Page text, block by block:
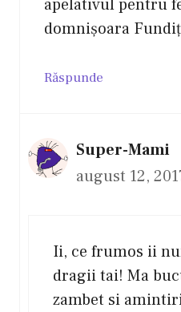
apelativul pentru
domnișoara
Răspunde
Super-Mami
august 12,
Ii, ce frumos ii
dragii tai! Ma
zambet si